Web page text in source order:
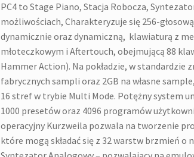
PC4 to Stage Piano, Stacja Robocza,
możliwościach, Charakteryzuje się 256-
dynamicznie oraz dynamiczną, klawiaturą z
młoteczkowym i Aftertouch, obejmującą 88
Hammer Action). Na pokładzie, w standardzie
fabrycznych sampli oraz 2GB na własne
16 stref w trybie Multi Mode. Potężny system
1000 presetów oraz 4096 programów
operacyjny Kurzweila pozwala na tworzenie
które mogą składać się z 32 warstw brzmień o